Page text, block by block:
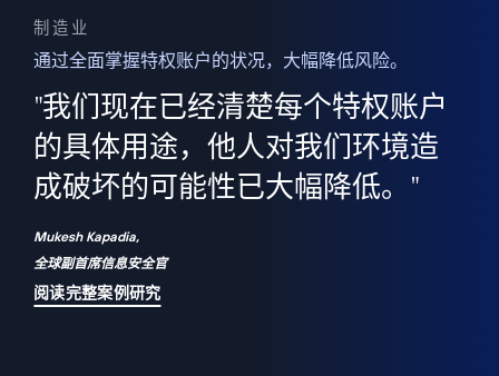
制造业
通过全面掌握特权账户的状况，大幅降低风险。
"我们现在已经清楚每个特权账户
的具体用途，他人对我们环境造
成破坏的可能性已大幅降低。"
Mukesh Kapadia,
全球副首席信息安全官
阅读完整案例研究